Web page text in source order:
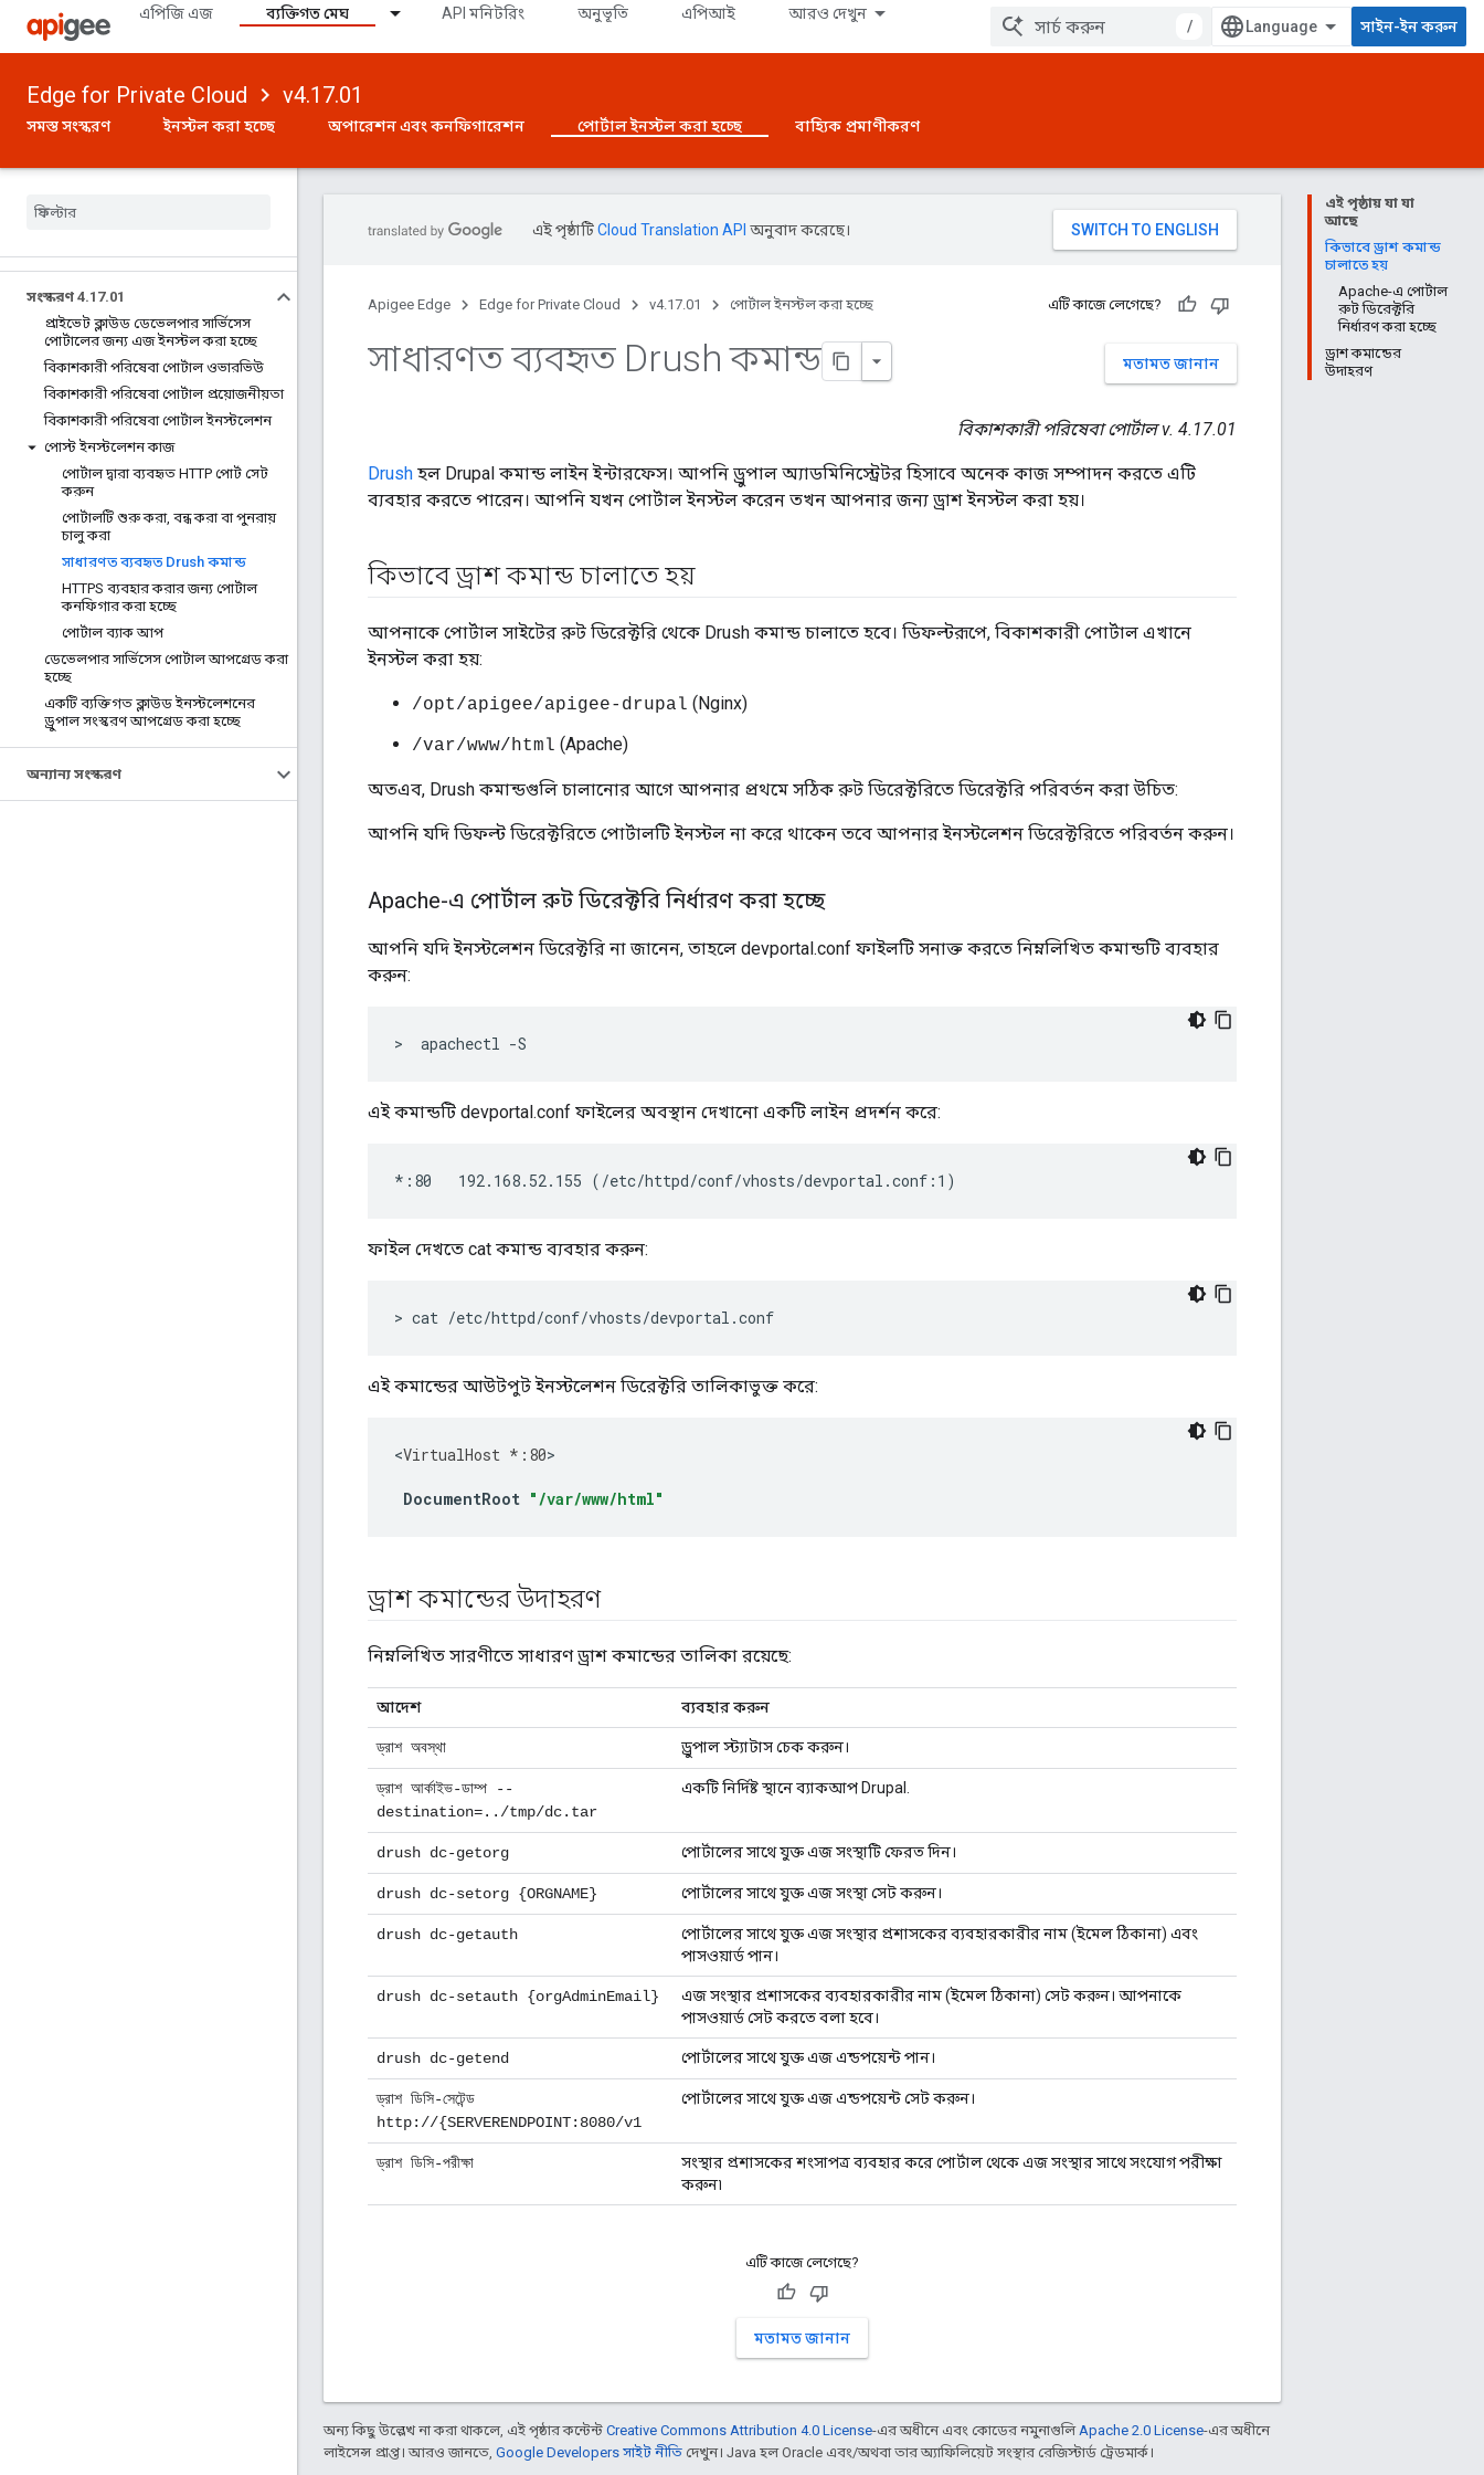
এপিজি এজ ব্যক্তিগত মেঘ API মনিটরিং অনুভূতি এপিআই আরও দেখুন
/ সাইন-ইন করুন
Edge for Private Cloud v4.17.01
সমস্ত সংস্করণ ইনস্টল করা হচ্ছে অপারেশন এবং কনফিগারেশন পোর্টাল ইনস্টল করা হচ্ছে বাহ্যিক প্রমাণীকরণ
সংস্করণ 4.17.01
প্রাইভেট ক্লাউড ডেভেলপার সার্ভিসেস
পোর্টালের জন্য এজ ইনস্টল করা হচ্ছে
বিকাশকারী পরিষেবা পোর্টাল ওভারভিউ
বিকাশকারী পরিষেবা পোর্টাল প্রয়োজনীয়তা
বিকাশকারী পরিষেবা পোর্টাল ইনস্টলেশন
পোস্ট ইনস্টলেশন কাজ
পোর্টাল দ্বারা ব্যবহৃত HTTP পোর্ট সেট
করুন
পোর্টালটি শুরু করা, বন্ধ করা বা পুনরায়
চালু করা
সাধারণত ব্যবহৃত Drush কমান্ড
HTTPS ব্যবহার করার জন্য পোর্টাল
কনফিগার করা হচ্ছে
পোর্টাল ব্যাক আপ
ডেভেলপার সার্ভিসেস পোর্টাল আপগ্রেড করা
হচ্ছে
একটি ব্যক্তিগত ক্লাউড ইনস্টলেশনের
ড্রুপাল সংস্করণ আপগ্রেড করা হচ্ছে
অন্যান্য সংস্করণ
এই পৃষ্ঠায় যা যা
আছে
কিভাবে ড্রাশ কমান্ড
চালাতে হয়
Apache-এ পোর্টাল
রুট ডিরেক্টরি
নির্ধারণ করা হচ্ছে
ড্রাশ কমান্ডের
উদাহরণ
এই পৃষ্ঠাটিCloud Translation API অনুবাদ করেছে।
Apigee Edge Edge for Private Cloud v4.17.01 পোর্টাল ইনস্টল করা হচ্ছে এটি কাজে লেগেছে?
মতামত জানান
সাধারণত ব্যবহৃত Drush কমান্ড
বিকাশকারী পরিষেবা পোর্টাল v. 4.17.01
Drush হল Drupal কমান্ড লাইন ইন্টারফেস। আপনি ড্রুপাল অ্যাডমিনিস্ট্রেটর হিসাবে অনেক কাজ সম্পাদন করতে এটি
ব্যবহার করতে পারেন। আপনি যখন পোর্টাল ইনস্টল করেন তখন আপনার জন্য ড্রাশ ইনস্টল করা হয়।
কিভাবে ড্রাশ কমান্ড চালাতে হয়
আপনাকে পোর্টাল সাইটের রুট ডিরেক্টরি থেকে Drush কমান্ড চালাতে হবে। ডিফল্টরূপে, বিকাশকারী পোর্টাল এখানে
ইনস্টল করা হয়:
/opt/apigee/apigee-drupal (Nginx)
/var/www/html (Apache)
অতএব, Drush কমান্ডগুলি চালানোর আগে আপনার প্রথমে সঠিক রুট ডিরেক্টরিতে ডিরেক্টরি পরিবর্তন করা উচিত:
আপনি যদি ডিফল্ট ডিরেক্টরিতে পোর্টালটি ইনস্টল না করে থাকেন তবে আপনার ইনস্টলেশন ডিরেক্টরিতে পরিবর্তন করুন।
Apache-এ পোর্টাল রুট ডিরেক্টরি নির্ধারণ করা হচ্ছে
আপনি যদি ইনস্টলেশন ডিরেক্টরি না জানেন, তাহলে devportal.conf ফাইলটি সনাক্ত করতে নিম্নলিখিত কমান্ডটি ব্যবহার
করুন:
>  apachectl -S
এই কমান্ডটি devportal.conf ফাইলের অবস্থান দেখানো একটি লাইন প্রদর্শন করে:
*:80   192.168.52.155 (/etc/httpd/conf/vhosts/devportal.conf:1)
ফাইল দেখতে cat কমান্ড ব্যবহার করুন:
> cat /etc/httpd/conf/vhosts/devportal.conf
এই কমান্ডের আউটপুট ইনস্টলেশন ডিরেক্টরি তালিকাভুক্ত করে:
<VirtualHost * : 80>
DocumentRoot "/var/www/html"
ড্রাশ কমান্ডের উদাহরণ
নিম্নলিখিত সারণীতে সাধারণ ড্রাশ কমান্ডের তালিকা রয়েছে:
আদেশ ব্যবহার করুন
ড্রাশ অবস্থা ড্রুপাল স্ট্যাটাস চেক করুন।
ড্রাশ আর্কাইভ-ডাম্প --
destination=../tmp/dc.tar
একটি নির্দিষ্ট স্থানে ব্যাকআপ Drupal.
drush dc-getorg পোর্টালের সাথে যুক্ত এজ সংস্থাটি ফেরত দিন।
drush dc-setorg {ORGNAME} পোর্টালের সাথে যুক্ত এজ সংস্থা সেট করুন।
drush dc-getauth
পোর্টালের সাথে যুক্ত এজ সংস্থার প্রশাসকের ব্যবহারকারীর নাম (ইমেল ঠিকানা) এবং
পাসওয়ার্ড পান।
drush dc-setauth {orgAdminEmail}
এজ সংস্থার প্রশাসকের ব্যবহারকারীর নাম (ইমেল ঠিকানা) সেট করুন। আপনাকে
পাসওয়ার্ড সেট করতে বলা হবে।
drush dc-getend পোর্টালের সাথে যুক্ত এজ এন্ডপয়েন্ট পান।
ড্রাশ ডিসি-সেটেন্ড
http://{SERVERENDPOINT:8080/v1
পোর্টালের সাথে যুক্ত এজ এন্ডপয়েন্ট সেট করুন।
ড্রাশ ডিসি-পরীক্ষা
সংস্থার প্রশাসকের শংসাপত্র ব্যবহার করে পোর্টাল থেকে এজ সংস্থার সাথে সংযোগ পরীক্ষা
করুন৷
এটি কাজে লেগেছে?
মতামত জানান
অন্য কিছু উল্লেখ না করা থাকলে, এই পৃষ্ঠার কন্টেন্ট Creative Commons Attribution 4.0 License-এর অধীনে এবং কোডের নমুনাগুলিApache 2.0 License-এর অধীনে
লাইসেন্স প্রাপ্ত। আরও জানতে, Google Developers সাইট নীতি দেখুন। Java হল Oracle এবং/অথবা তার অ্যাফিলিয়েট সংস্থার রেজিস্টার্ড ট্রেডমার্ক।